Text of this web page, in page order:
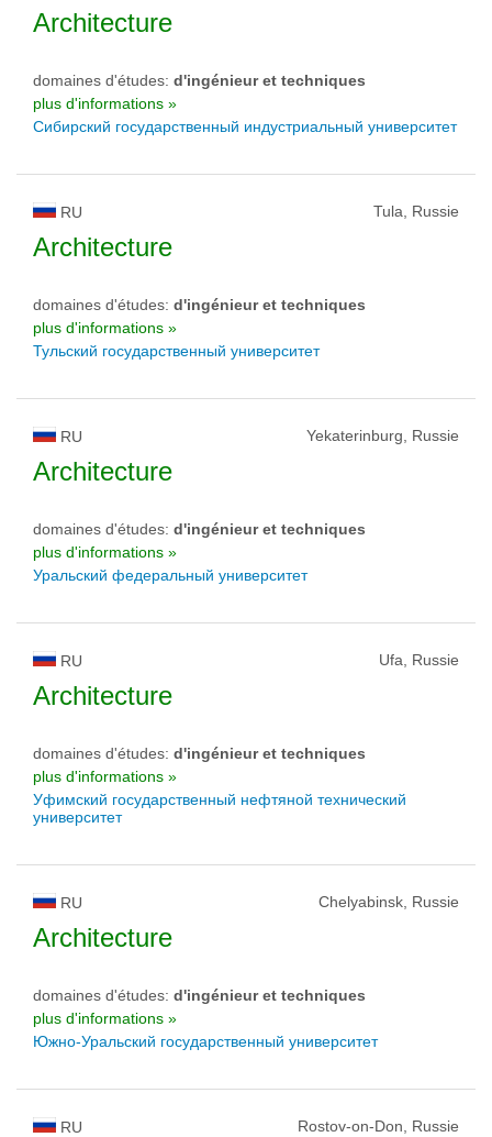
Architecture
domaines d'études: d'ingénieur et techniques
plus d'informations »
Сибирский государственный индустриальный университет
RU Tula, Russie
Architecture
domaines d'études: d'ingénieur et techniques
plus d'informations »
Тульский государственный университет
RU Yekaterinburg, Russie
Architecture
domaines d'études: d'ingénieur et techniques
plus d'informations »
Уральский федеральный университет
RU Ufa, Russie
Architecture
domaines d'études: d'ingénieur et techniques
plus d'informations »
Уфимский государственный нефтяной технический
университет
RU Chelyabinsk, Russie
Architecture
domaines d'études: d'ingénieur et techniques
plus d'informations »
Южно-Уральский государственный университет
RU Rostov-on-Don, Russie